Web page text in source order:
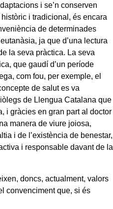
i se’n conserven
i tradicional, és encara
de determinades
ja que d’una lectura
la seva pràctica. La seva
que gaudí d’un període
com fou, per exemple, el
de salut es va
de Llengua Catalana que
i gràcies en gran part al doctor
manera de viure joiosa,
i de l’existència de benestar,
i responsable davant de la
doncs, actualment, valors
convenciment que, si és